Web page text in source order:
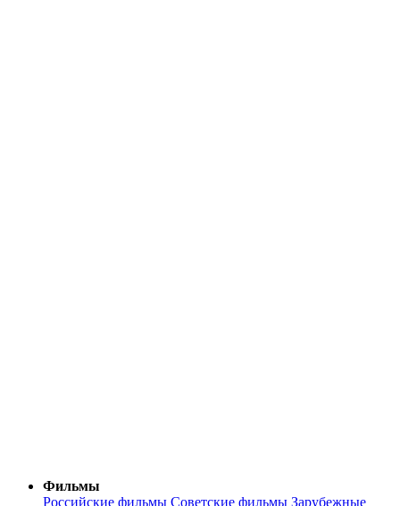
Фильмы
Российские фильмы Советские фильмы Зарубежные